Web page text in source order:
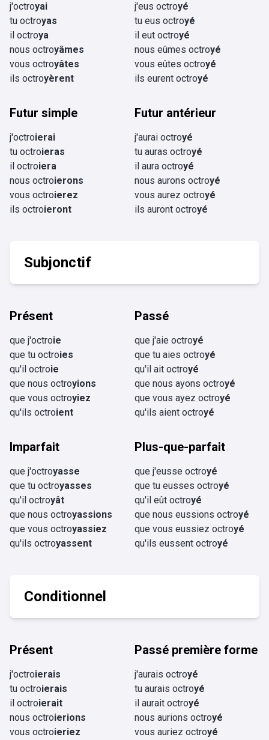
j'octroyai
tu octroyas
il octroya
nous octroyâmes
vous octroyâtes
ils octroyèrent
j'eus octroyé
tu eus octroyé
il eut octroyé
nous eûmes octroyé
vous eûtes octroyé
ils eurent octroyé
Futur simple
j'octroierai
tu octroieras
il octroiera
nous octroierons
vous octroierez
ils octroieront
Futur antérieur
j'aurai octroyé
tu auras octroyé
il aura octroyé
nous aurons octroyé
vous aurez octroyé
ils auront octroyé
Subjonctif
Présent
que j'octroie
que tu octroies
qu'il octroie
que nous octroyions
que vous octroyiez
qu'ils octroient
Passé
que j'aie octroyé
que tu aies octroyé
qu'il ait octroyé
que nous ayons octroyé
que vous ayez octroyé
qu'ils aient octroyé
Imparfait
que j'octroyasse
que tu octroyasses
qu'il octroyât
que nous octroyassions
que vous octroyassiez
qu'ils octroyassent
Plus-que-parfait
que j'eusse octroyé
que tu eusses octroyé
qu'il eût octroyé
que nous eussions octroyé
que vous eussiez octroyé
qu'ils eussent octroyé
Conditionnel
Présent
j'octroierais
tu octroierais
il octroierait
nous octroierions
vous octroieriez
Passé première forme
j'aurais octroyé
tu aurais octroyé
il aurait octroyé
nous aurions octroyé
vous auriez octroyé